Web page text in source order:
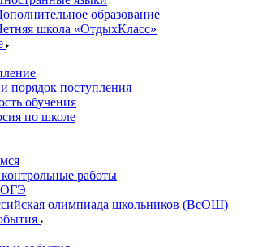
образование
школа «ОтдыхКласс»
порядок поступления
обучения
по школе
работы
олимпиада школьников (ВсОШ)